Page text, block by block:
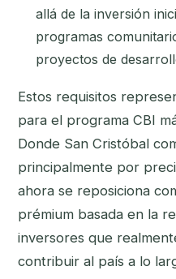
allá de la inversión
programas
proyectos de
Estos requisitos
para el programa CBI
Donde San Cristóbal
principalmente por
ahora se reposiciona
prémium basada en la
inversores que
contribuir al país a lo